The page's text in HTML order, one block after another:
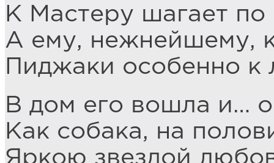
К Мастеру шагает по
А ему, нежнейшему,
Пиджаки особенно к
В дом его вошла и…
Как собака, на
Яркою звездой